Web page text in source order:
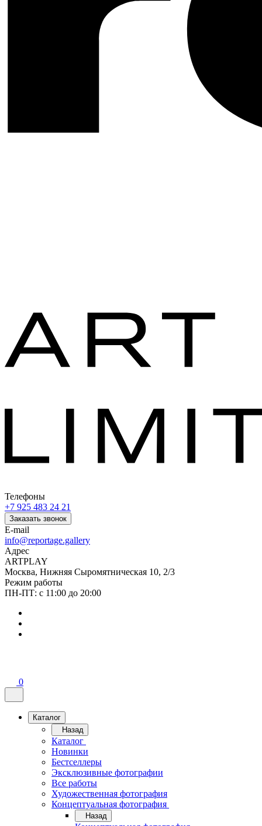
Телефоны
+7 925 483 24 21
Заказать звонок
E-mail
info@reportage.gallery
Адрес
ARTPLAY
Москва, Нижняя Сыромятническая 10, 2/3
Режим работы
ПН-ПТ: с 11:00 до 20:00
0
Каталог
Назад
Каталог
Новинки
Бестселлеры
Эксклюзивные фотографии
Все работы
Художественная фотография
Концептуальная фотография
Назад